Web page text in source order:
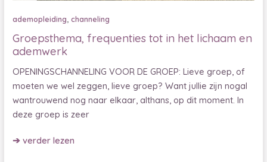
ademopleiding ,channeling
Groepsthema, frequenties tot in het lichaam en
ademwerk
OPENINGSCHANNELING VOOR DE GROEP: Lieve groep, of
moeten we wel zeggen, lieve groep? Want jullie zijn nogal
wantrouwend nog naar elkaar, althans, op dit moment. In
deze groep is zeer
Groepsthema,
➔ verder lezen